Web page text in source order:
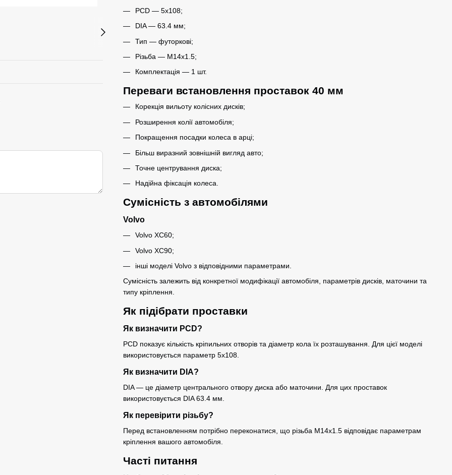
PCD — 5x108;
DIA — 63.4 мм;
Тип — футоркові;
Різьба — M14x1.5;
Комплектація — 1 шт.
Переваги встановлення проставок 40 мм
Корекція вильоту колісних дисків;
Розширення колії автомобіля;
Покращення посадки колеса в арці;
Більш виразний зовнішній вигляд авто;
Точне центрування диска;
Надійна фіксація колеса.
Сумісність з автомобілями
Volvo
Volvo XC60;
Volvo XC90;
інші моделі Volvo з відповідними параметрами.
Сумісність залежить від конкретної модифікації автомобіля, параметрів дисків, маточини та
типу кріплення.
Як підібрати проставки
Як визначити PCD?
PCD показує кількість кріпильних отворів та діаметр кола їх розташування. Для цієї моделі
використовується параметр 5x108.
Як визначити DIA?
DIA — це діаметр центрального отвору диска або маточини. Для цих проставок
використовується DIA 63.4 мм.
Як перевірити різьбу?
Перед встановленням потрібно переконатися, що різьба M14x1.5 відповідає параметрам
кріплення вашого автомобіля.
Часті питання